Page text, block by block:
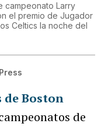
campeonato Larry
el premio de Jugador
Celtics la noche del
de Boston
de